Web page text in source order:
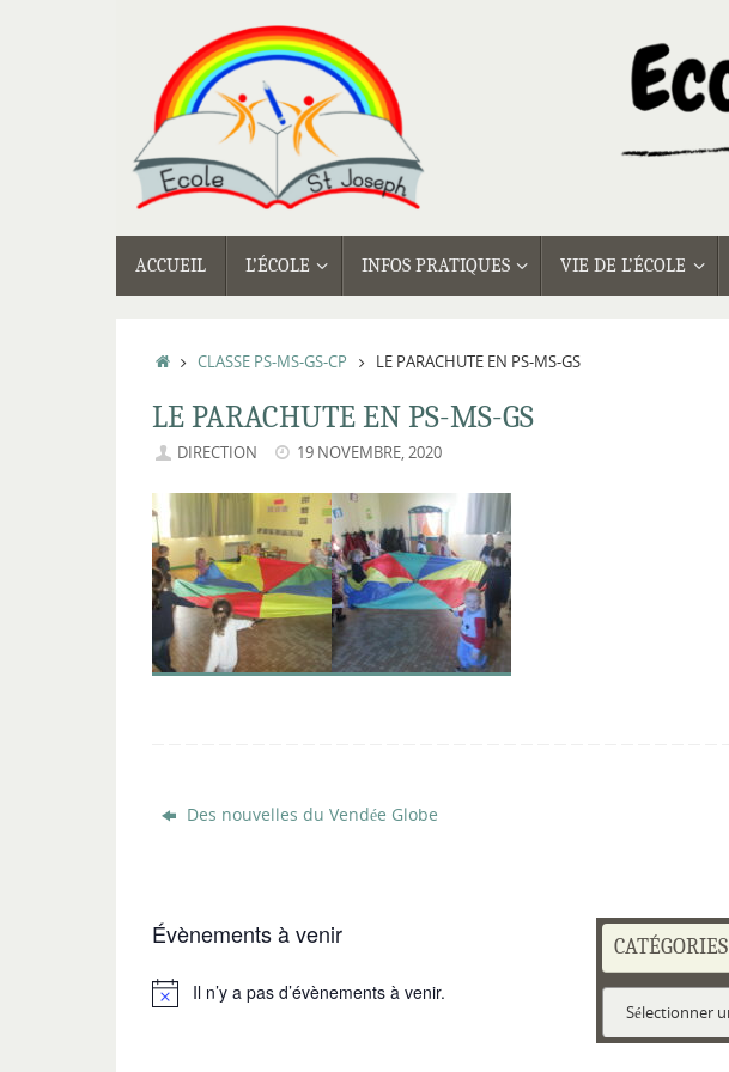
AU
CONTENU
ACCUEIL L’ÉCOLE INFOS PRATIQUES VIE DE L’ÉCOLE
ACCUEIL
CLASSE PS-MS-GS-CP LE PARACHUTE EN PS-MS-GS
LE PARACHUTE EN PS-MS-GS
DIRECTION 19 NOVEMBRE, 2020
Des nouvelles du Vendée Globe
Évènements à venir
NoticeIl n’y a pas d’évènements à venir.
CATÉGORIES